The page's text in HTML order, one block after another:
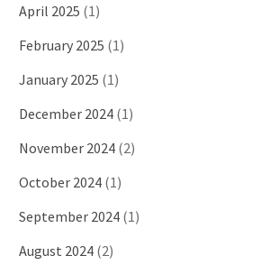
April 2025 (1)
February 2025 (1)
January 2025 (1)
December 2024 (1)
November 2024 (2)
October 2024 (1)
September 2024 (1)
August 2024 (2)